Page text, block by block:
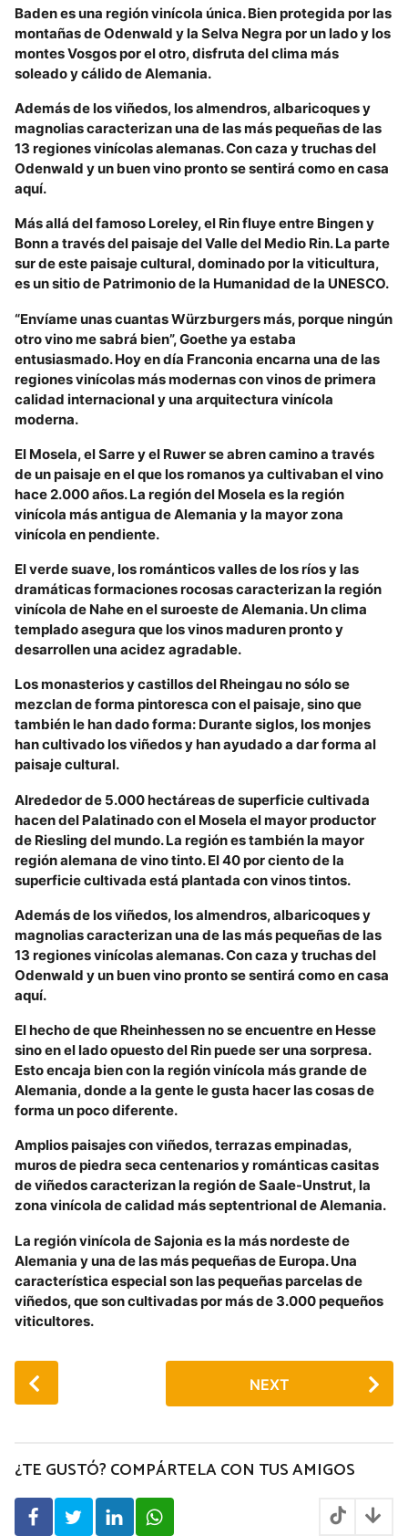
Baden es una región vinícola única. Bien protegida por las
montañas de Odenwald y la Selva Negra por un lado y los
montes Vosgos por el otro, disfruta del clima más
soleado y cálido de Alemania.
Además de los viñedos, los almendros, albaricoques y
magnolias caracterizan una de las más pequeñas de las
13 regiones vinícolas alemanas. Con caza y truchas del
Odenwald y un buen vino pronto se sentirá como en casa
aquí.
Más allá del famoso Loreley, el Rin fluye entre Bingen y
Bonn a través del paisaje del Valle del Medio Rin. La parte
sur de este paisaje cultural, dominado por la viticultura,
es un sitio de Patrimonio de la Humanidad de la UNESCO.
“Envíame unas cuantas Würzburgers más, porque ningún
otro vino me sabrá bien”, Goethe ya estaba
entusiasmado. Hoy en día Franconia encarna una de las
regiones vinícolas más modernas con vinos de primera
calidad internacional y una arquitectura vinícola
moderna.
El Mosela, el Sarre y el Ruwer se abren camino a través
de un paisaje en el que los romanos ya cultivaban el vino
hace 2.000 años. La región del Mosela es la región
vinícola más antigua de Alemania y la mayor zona
vinícola en pendiente.
El verde suave, los románticos valles de los ríos y las
dramáticas formaciones rocosas caracterizan la región
vinícola de Nahe en el suroeste de Alemania. Un clima
templado asegura que los vinos maduren pronto y
desarrollen una acidez agradable.
Los monasterios y castillos del Rheingau no sólo se
mezclan de forma pintoresca con el paisaje, sino que
también le han dado forma: Durante siglos, los monjes
han cultivado los viñedos y han ayudado a dar forma al
paisaje cultural.
Alrededor de 5.000 hectáreas de superficie cultivada
hacen del Palatinado con el Mosela el mayor productor
de Riesling del mundo. La región es también la mayor
región alemana de vino tinto. El 40 por ciento de la
superficie cultivada está plantada con vinos tintos.
Además de los viñedos, los almendros, albaricoques y
magnolias caracterizan una de las más pequeñas de las
13 regiones vinícolas alemanas. Con caza y truchas del
Odenwald y un buen vino pronto se sentirá como en casa
aquí.
El hecho de que Rheinhessen no se encuentre en Hesse
sino en el lado opuesto del Rin puede ser una sorpresa.
Esto encaja bien con la región vinícola más grande de
Alemania, donde a la gente le gusta hacer las cosas de
forma un poco diferente.
Amplios paisajes con viñedos, terrazas empinadas,
muros de piedra seca centenarios y románticas casitas
de viñedos caracterizan la región de Saale-Unstrut, la
zona vinícola de calidad más septentrional de Alemania.
La región vinícola de Sajonia es la más nordeste de
Alemania y una de las más pequeñas de Europa. Una
característica especial son las pequeñas parcelas de
viñedos, que son cultivadas por más de 3.000 pequeños
viticultores.
P
o
P
a
NEXT
¿TE GUSTÓ? COMPÁRTELA CON TUS AMIGOS